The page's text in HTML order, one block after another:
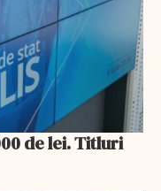
de lei. Titluri